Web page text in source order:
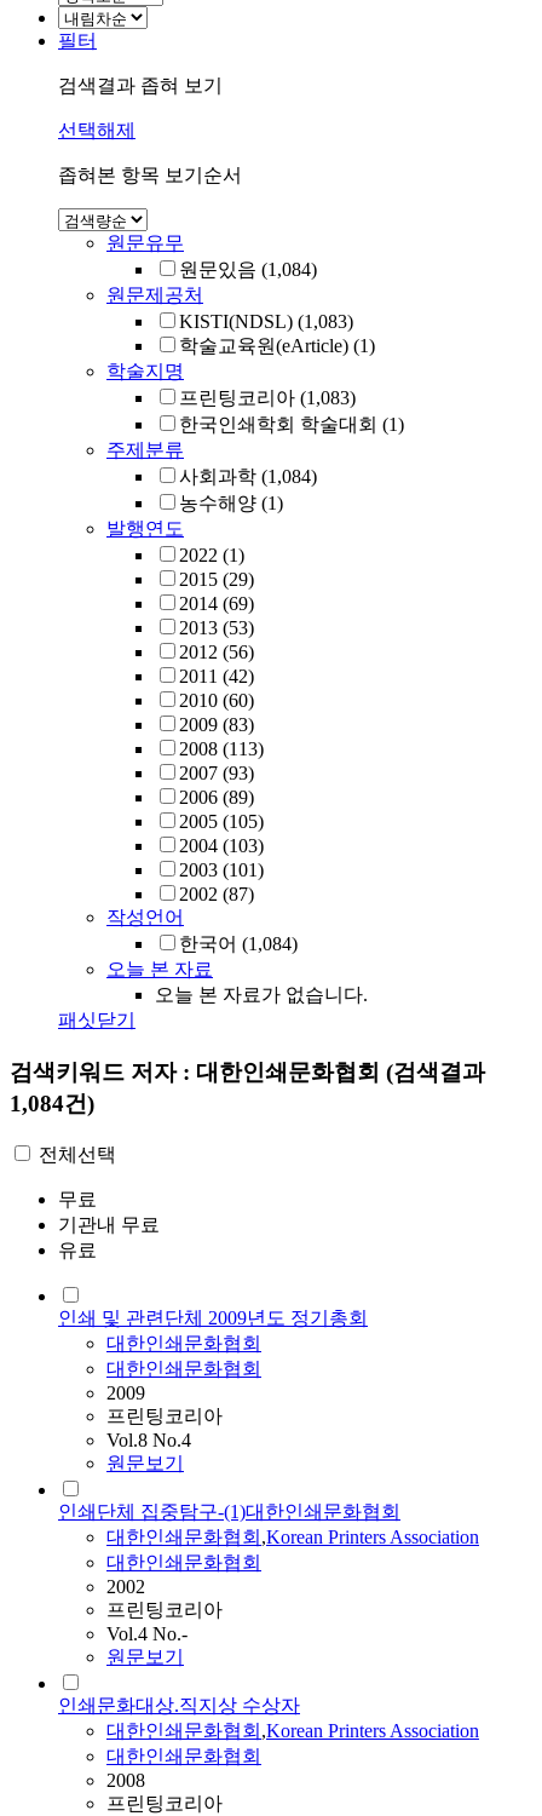
필터
검색결과 좁혀 보기
선택해제
좁혀본 항목 보기순서
원문유무
원문있음 (1,084)
원문제공처
KISTI(NDSL) (1,083)
학술교육원(eArticle) (1)
학술지명
프린팅코리아 (1,083)
한국인쇄학회 학술대회 (1)
주제분류
사회과학 (1,084)
농수해양 (1)
발행연도
2022 (1)
2015 (29)
2014 (69)
2013 (53)
2012 (56)
2011 (42)
2010 (60)
2009 (83)
2008 (113)
2007 (93)
2006 (89)
2005 (105)
2004 (103)
2003 (101)
2002 (87)
작성언어
한국어 (1,084)
오늘 본 자료
오늘 본 자료가 없습니다.
패싯닫기
검색키워드 저자 : 대한인쇄문화협회 (검색결과
1,084건)
전체선택
무료
기관내 무료
유료
인쇄 및 관련단체 2009년도 정기총회
대한인쇄문화협회
대한인쇄문화협회
2009
프린팅코리아
Vol.8 No.4
원문보기
인쇄단체 집중탐구-(1)대한인쇄문화협회
대한인쇄문화협회 ,Korean Printers Association
대한인쇄문화협회
2002
프린팅코리아
Vol.4 No.-
원문보기
인쇄문화대상.직지상 수상자
대한인쇄문화협회 ,Korean Printers Association
대한인쇄문화협회
2008
프린팅코리아